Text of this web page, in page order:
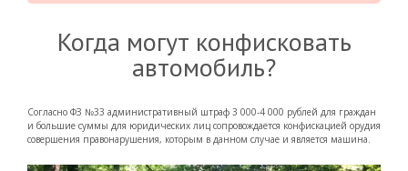
Когда могут конфисковать
автомобиль?
Согласно ФЗ №33 административный штраф 3 000-4 000 рублей для граждан
и большие суммы для юридических лиц сопровождается конфискацией орудия
совершения правонарушения, которым в данном случае и является машина.